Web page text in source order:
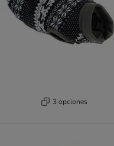
3 opciones